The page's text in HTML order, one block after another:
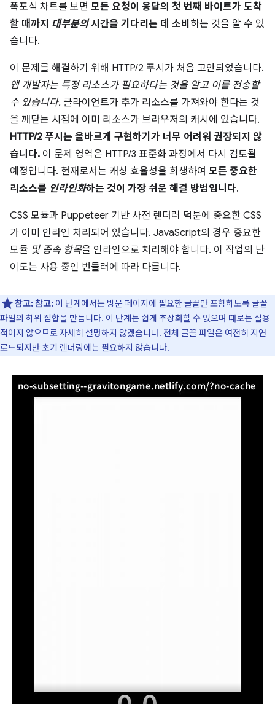
폭포식 차트를 보면 모든 요청이 응답의 첫 번째 바이트가 도착
할 때까지 대부분의시간을 기다리는 데 소비 하는 것을 알 수 있
습니다.
이 문제를 해결하기 위해 HTTP/2 푸시가 처음 고안되었습니다.
앱 개발자는 특정 리소스가 필요하다는 것을 알고이를 전송할
수 있습니다. 클라이언트가 추가 리소스를 가져와야 한다는 것
을 깨닫는 시점에 이미 리소스가 브라우저의 캐시에 있습니다.
HTTP/2 푸시는 올바르게 구현하기가 너무 어려워 권장되지 않
습니다. 이 문제 영역은 HTTP/3 표준화 과정에서 다시 검토될
예정입니다. 현재로서는 캐싱 효율성을 희생하여 모든 중요한
리소스를 인라인화하는 것이 가장 쉬운 해결 방법입니다.
CSS 모듈과 Puppeteer 기반 사전 렌더러 덕분에 중요한 CSS
가 이미 인라인 처리되어 있습니다. JavaScript의 경우 중요한
모듈 및 종속 항목을 인라인으로 처리해야 합니다. 이 작업의 난
이도는 사용 중인 번들러에 따라 다릅니다.
참고:참고: 이 단계에서는 방문 페이지에 필요한 글꼴만 포함하도록 글꼴
파일의 하위 집합을 만듭니다. 이 단계는 쉽게 추상화할 수 없으며 때로는 실용
적이지 않으므로 자세히 설명하지 않겠습니다. 전체 글꼴 파일은 여전히 지연
로드되지만 초기 렌더링에는 필요하지 않습니다.